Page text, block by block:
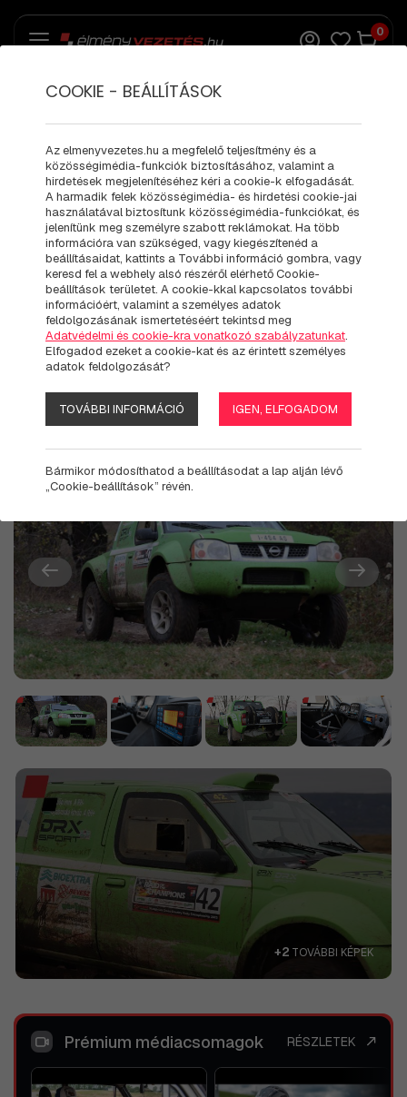
0
NISSAN NAVARA
BAJNOKI RALLY
VERSENYAUTÓ
RACE TAXI |
ÉLMÉNYAUTÓZÁS
+2 TOVÁBBI KÉPEK
Prémium médiacsomagok RÉSZLETEK
COOKIE - BEÁLLÍTÁSOK
Az elmenyvezetes.hu a megfelelő teljesítmény és a
közösségimédia-funkciók biztosításához, valamint a
hirdetések megjelenítéséhez kéri a cookie-k elfogadását.
A harmadik felek közösségimédia- és hirdetési cookie-jai
használatával biztosítunk közösségimédia-funkciókat, és
jelenítünk meg személyre szabott reklámokat. Ha több
információra van szükséged, vagy kiegészítenéd a
beállításaidat, kattints a További információ gombra, vagy
keresd fel a webhely alsó részéről elérhető Cookie-
beállítások területet. A cookie-kkal kapcsolatos további
információért, valamint a személyes adatok
feldolgozásának ismertetéséért tekintsd meg
Adatvédelmi és cookie-kra vonatkozó szabályzatunkat.
Elfogadod ezeket a cookie-kat és az érintett személyes
adatok feldolgozását?
TOVÁBBI INFORMÁCIÓ IGEN, ELFOGADOM
Bármikor módosíthatod a beállításodat a lap alján lévő
„Cookie-beállítások” révén.